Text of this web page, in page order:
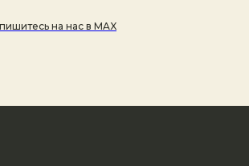
на наc в MAX